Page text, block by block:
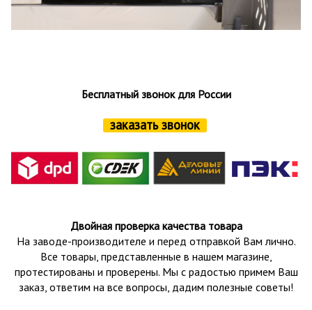
Бесплатный звонок для России
заказать звонок
Двойная проверка качества товара
На заводе-производителе и перед отправкой Вам лично.
Все товары, представленные в нашем магазине,
протестированы и проверены. Мы с радостью примем Ваш
заказ, ответим на все вопросы, дадим полезные советы!